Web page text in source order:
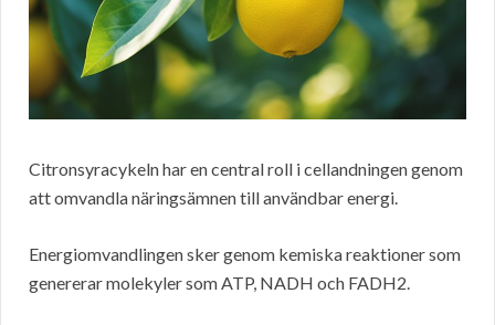
Citronsyracykeln har en central roll i cellandningen genom
att omvandla näringsämnen till användbar energi.
Energiomvandlingen sker genom kemiska reaktioner som
genererar molekyler som ATP, NADH och FADH2.